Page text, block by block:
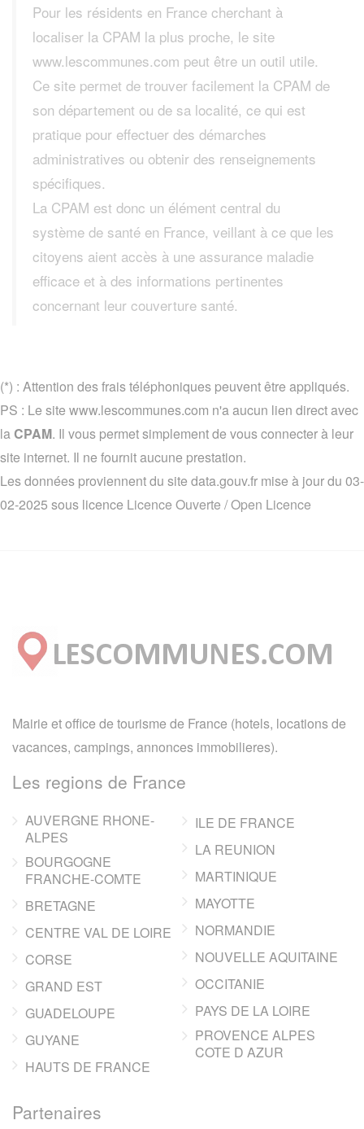
Pour les résidents en France cherchant à
localiser la CPAM la plus proche, le site
www.lescommunes.com peut être un outil utile.
Ce site permet de trouver facilement la CPAM de
son département ou de sa localité, ce qui est
pratique pour effectuer des démarches
administratives ou obtenir des renseignements
spécifiques.
La CPAM est donc un élément central du
système de santé en France, veillant à ce que les
citoyens aient accès à une assurance maladie
efficace et à des informations pertinentes
concernant leur couverture santé.
(*) : Attention des frais téléphoniques peuvent être appliqués.
PS : Le site www.lescommunes.com n'a aucun lien direct avec
laCPAM. Il vous permet simplement de vous connecter à leur
site internet. Il ne fournit aucune prestation.
Les données proviennent du site data.gouv.fr mise à jour du 03-
02-2025 sous licence Licence Ouverte / Open Licence
Mairie et office de tourisme de France (hotels, locations de
vacances, campings, annonces immobilieres).
Les regions de France
AUVERGNE RHONE-
ALPES
BOURGOGNE
FRANCHE-COMTE
BRETAGNE
CENTRE VAL DE LOIRE
CORSE
GRAND EST
GUADELOUPE
GUYANE
HAUTS DE FRANCE
ILE DE FRANCE
LA REUNION
MARTINIQUE
MAYOTTE
NORMANDIE
NOUVELLE AQUITAINE
OCCITANIE
PAYS DE LA LOIRE
PROVENCE ALPES
COTE D AZUR
Partenaires